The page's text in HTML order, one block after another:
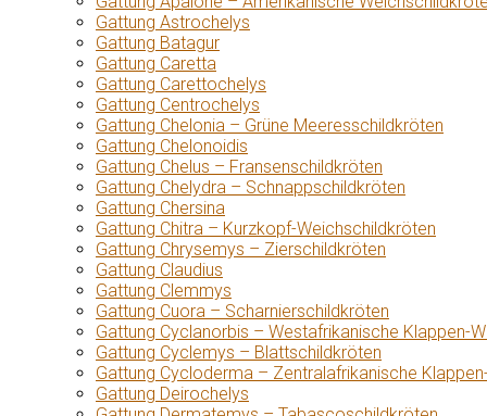
Gattung Astrochelys
Gattung Batagur
Gattung Caretta
Gattung Carettochelys
Gattung Centrochelys
Gattung Chelonia – Grüne Meeresschildkröten
Gattung Chelonoidis
Gattung Chelus – Fransenschildkröten
Gattung Chelydra – Schnappschildkröten
Gattung Chersina
Gattung Chitra – Kurzkopf-Weichschildkröten
Gattung Chrysemys – Zierschildkröten
Gattung Claudius
Gattung Clemmys
Gattung Cuora – Scharnierschildkröten
Gattung Cyclanorbis – Westafrikanische Klappen-
Gattung Cyclemys – Blattschildkröten
Gattung Cycloderma – Zentralafrikanische
Gattung Deirochelys